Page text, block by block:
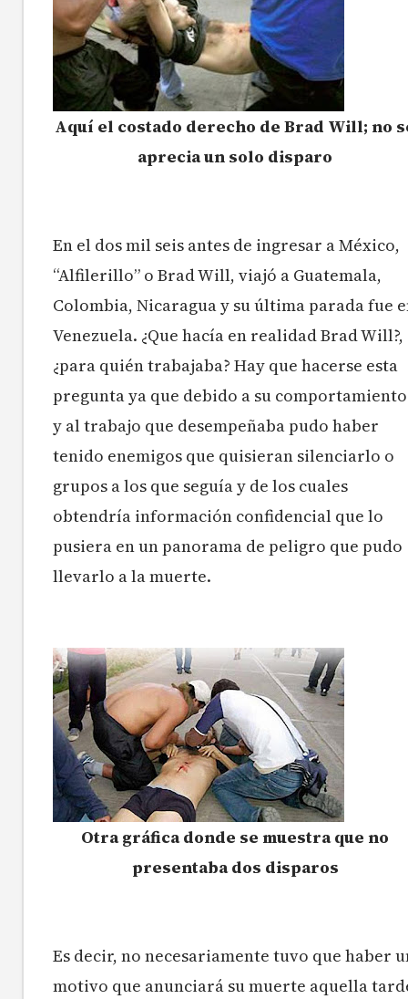
Aquí el costado derecho de Brad Will; no
aprecia un solo disparo
En el dos mil seis antes de ingresar a México,
“Alfilerillo” o Brad Will, viajó a Guatemala,
Colombia, Nicaragua y su última parada fue
Venezuela. ¿Que hacía en realidad Brad Will?,
¿para quién trabajaba? Hay que hacerse esta
pregunta ya que debido a su comportamiento
y al trabajo que desempeñaba pudo haber
tenido enemigos que quisieran silenciarlo o
grupos a los que seguía y de los cuales
obtendría información confidencial que lo
pusiera en un panorama de peligro que pudo
llevarlo a la muerte.
Otra gráfica donde se muestra que no
presentaba dos disparos
Es decir, no necesariamente tuvo que haber
motivo que anunciará su muerte aquella